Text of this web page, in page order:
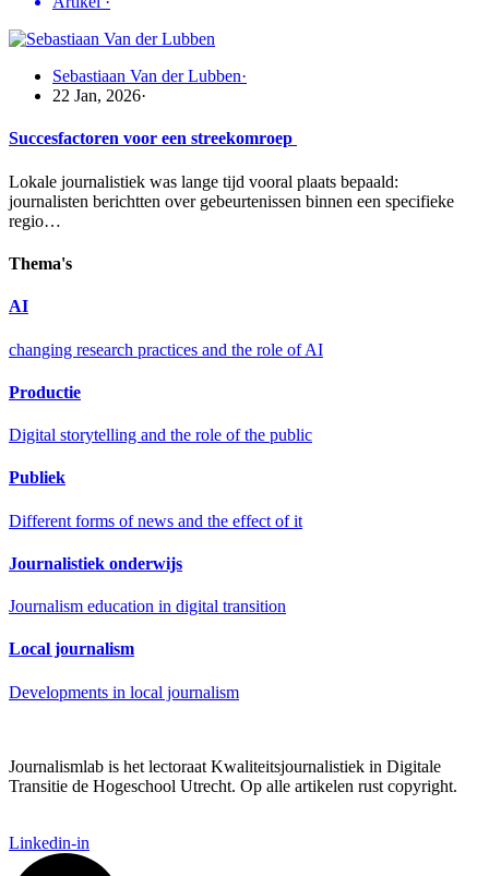
Sebastiaan Van der Lubben·
22 Jan, 2026·
Succesfactoren voor een streekomroep
Lokale journalistiek was lange tijd vooral plaats bepaald:
journalisten berichtten over gebeurtenissen binnen een specifieke
regio…
Thema's
AI
changing research practices and the role of AI
Productie
Digital storytelling and the role of the public
Publiek
Different forms of news and the effect of it
Journalistiek onderwijs
Journalism education in digital transition
Local journalism
Developments in local journalism
Journalismlab is het lectoraat Kwaliteitsjournalistiek in Digitale
Transitie de Hogeschool Utrecht. Op alle artikelen rust copyright.
Linkedin-in